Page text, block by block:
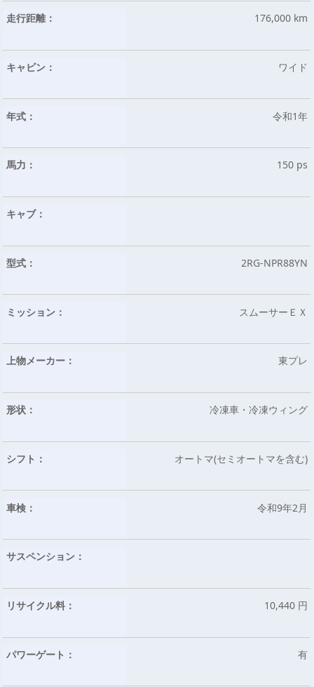
走行距離： 176,000 km
キャビン： ワイド
年式： 令和1年
馬力： 150 ps
キャブ：
型式： 2RG-NPR88YN
ミッション： スムーサーＥＸ
上物メーカー： 東プレ
形状： 冷凍車・冷凍ウィング
シフト： オートマ(セミオートマを含む)
車検： 令和9年2月
サスペンション：
リサイクル料： 10,440 円
パワーゲート： 有